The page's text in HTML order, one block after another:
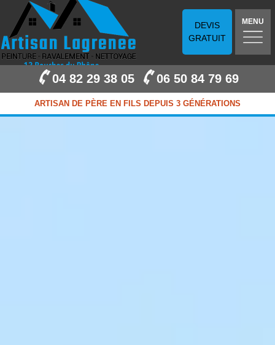
DEVIS
GRATUIT
MENU
04 82 29 38 05 06 50 84 79 69
ARTISAN DE PÈRE EN FILS DEPUIS 3 GÉNÉRATIONS